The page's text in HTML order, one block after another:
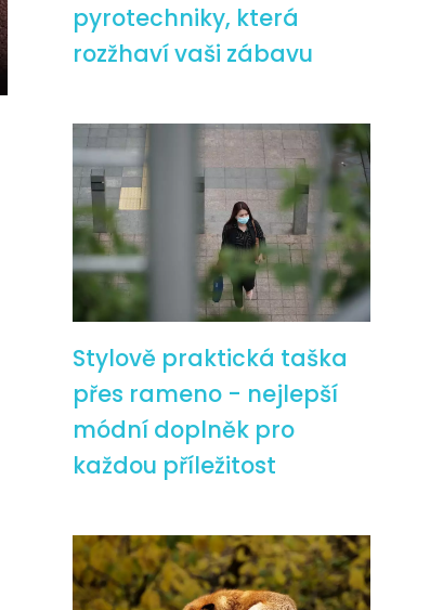
pyrotechniky, která
rozžhaví vaši zábavu
Stylově praktická taška
přes rameno - nejlepší
módní doplněk pro
každou příležitost